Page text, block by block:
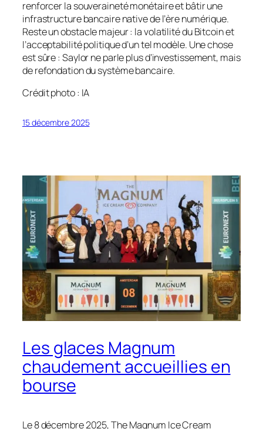
renforcer la souveraineté monétaire et bâtir une
infrastructure bancaire native de l’ère numérique.
Reste un obstacle majeur : la volatilité du Bitcoin et
l’acceptabilité politique d’un tel modèle. Une chose
est sûre : Saylor ne parle plus d’investissement, mais
de refondation du système bancaire.
Crédit photo : IA
15 décembre 2025
Les glaces Magnum
chaudement accueillies en
bourse
Le 8 décembre 2025, The Magnum Ice Cream